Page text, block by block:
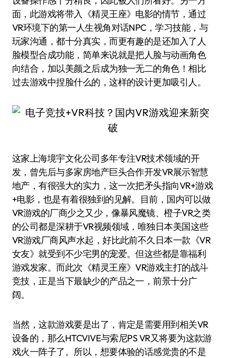
面，此游戏将带入《精灵王座》电影的情节，通过
VR环境下的第一人生视角对话NPC，学习技能，与
玩家沟通，都十分真实，而更有趣的是还加入了人
脸模型合成功能，简单来说就是把人脸与动画角色
向结合，加以美颜之后成为独一无二的角色！相比
过去游戏中捏脸什么的，这样的设计更加吸引人。
这家上海境宇文化公司多年专注VR技术领域的开
发，曾先后与多家房地产巨头合作开发VR展示智慧
地产，有很强大的实力，这一次把矛头指向VR+游戏
+电影，也是有着很独到的见解。目前，国内可以做
VR游戏的厂商少之又少，像暴风魔镜、橙子VR之类
的公司都是深耕于VR视频领域，唯独日本美国这些
VR游戏厂商风声水起，好比此前不久日本一款《VR
女友》就受到不少宅男的宠爱。但这些都是靠福利
游戏发家。而此次《精灵王座》VR游戏主打的战斗
竞技，正是当下最缺少的产品之一，前景十分广
阔。
当然，这款游戏要是出了，肯定是需要用到相关VR
设备的，那么HTCVIVE与索尼PS VR又将要为这款游
戏火一阵子了。所以，想要体验的话感觉贵的不是